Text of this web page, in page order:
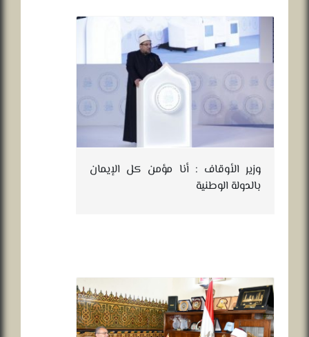
وزير الأوقاف : أنا مؤمن كل الإيمان
بالدولة الوطنية